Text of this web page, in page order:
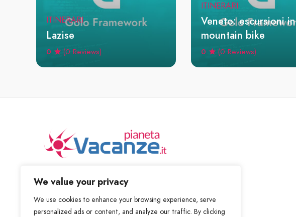
We value your privacy
We use cookies to enhance your browsing experience, serve
personalized ads or content, and analyze our traffic. By clicking
ITINERARI
Lazise
0 (0 Reviews)
ITINERARI
Veneto: escursioni in
mountain bike
0 (0 Reviews)